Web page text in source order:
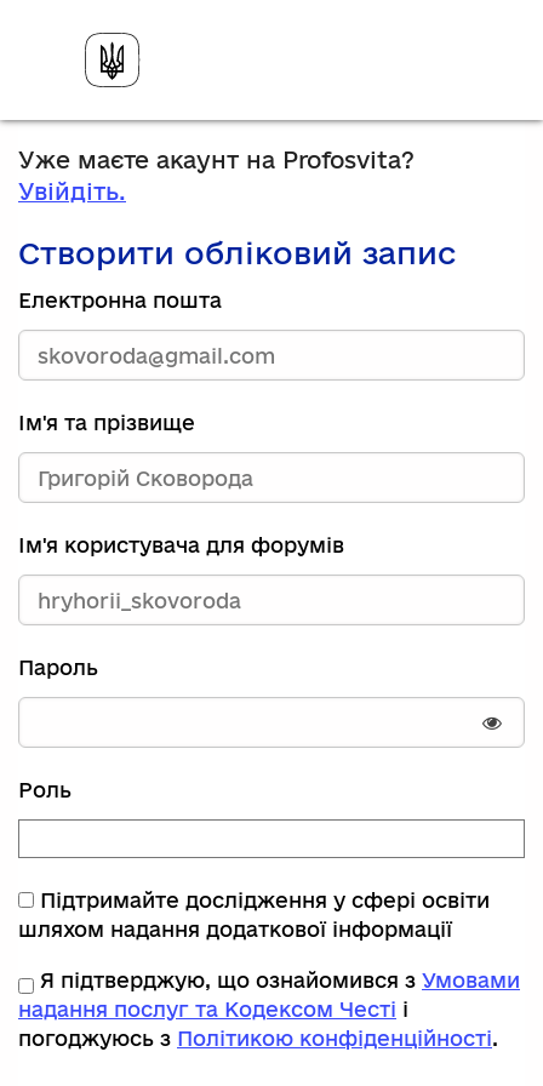
Уже маєте акаунт на Profosvita?
Увійдіть.
Створити обліковий запис
Електронна пошта
Ім'я та прізвище
Ім'я користувача для форумів
Пароль
Роль
Підтримайте дослідження у сфері освіти
шляхом надання додаткової інформації
Я підтверджую, що ознайомився з Умовами
надання послуг та Кодексом Честі і
погоджуюсь з Політикою конфіденційності.